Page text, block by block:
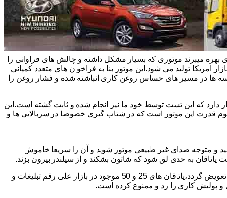
دلیل یاتاقان زدن خودروهای هیوندای و سوناتا و اپتیما بحث می کنیم.این خودروها در ایران از موتور تتا 2 چهار سیلندر 2/4 لیتری بهره میبرند موتوری که بسیار مشکل داشته و چالش های فراوانی را
امریکا تولید می شود.این موتور بنا به فراخوان های متعدد کمپانی
ها در مسیر های حساس روغن کاری انباشته شده و فشار روغن را
اویل پمپ های نو حدود سی درصد افت فشار دارد که این تست توسط خود ما نیز انجام شده و ثابت گشته است.این
قدرت این موتور است که در شتاب گیری خصوصا در سربالایی ها و
و متوجه صدای غیر طبیعی موتور شوید و آن را سریعا خاموش
به حدی لق شود که شاتون بشکند و از سیلندر بیرون بزند.
بابت تعمیر این موتور ها باید برخی نکات را در نظر داشته باشید.میلنگ این موتور چنانچه تمایل داشته باشید موتور استاندارد تعمیر شود،باید تعویض گردد،یاتاقان های 25 و 50 موجود در بازار علی رقم تبلیغات و